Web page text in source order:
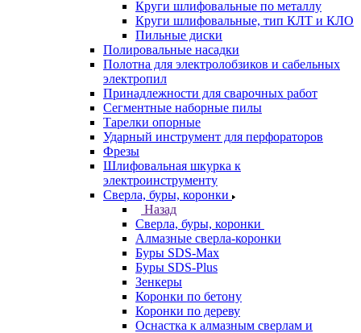
Круги шлифовальные по металлу
Круги шлифовальные, тип КЛТ и КЛО
Пильные диски
Полировальные насадки
Полотна для электролобзиков и сабельных
электропил
Принадлежности для сварочных работ
Сегментные наборные пилы
Тарелки опорные
Ударный инструмент для перфораторов
Фрезы
Шлифовальная шкурка к
электроинструменту
Сверла, буры, коронки
Назад
Сверла, буры, коронки
Алмазные сверла-коронки
Буры SDS-Max
Буры SDS-Plus
Зенкеры
Коронки по бетону
Коронки по дереву
Оснастка к алмазным сверлам и